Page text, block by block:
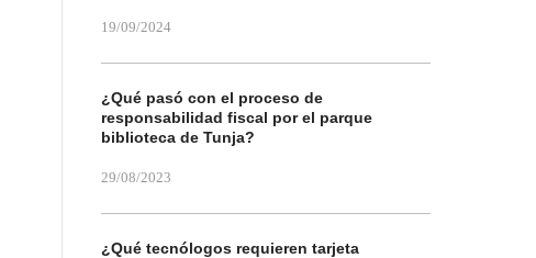
19/09/2024
¿Qué pasó con el proceso de
responsabilidad fiscal por el parque
biblioteca de Tunja?
29/08/2023
¿Qué tecnólogos requieren tarjeta